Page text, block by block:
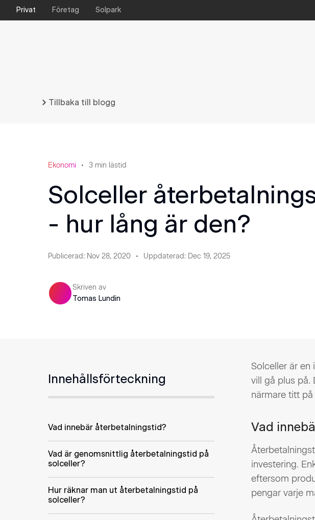
Privat Företag Solpark
Tillbaka till blogg
Ekonomi 3 min lästid
Solceller
- hur lång är den?
Publicerad: Nov 28, 2020 Uppdaterad: Dec 19, 2025
Skriven av
Tomas Lundin
Innehållsförteckning
Vad innebär återbetalningstid?
Vad är genomsnittlig återbetalningstid på
solceller?
Hur räknar man ut återbetalningstid på
solceller?
Solceller är en
vill gå plus på.
närmare titt
Vad
investering.
eftersom
pengar varje